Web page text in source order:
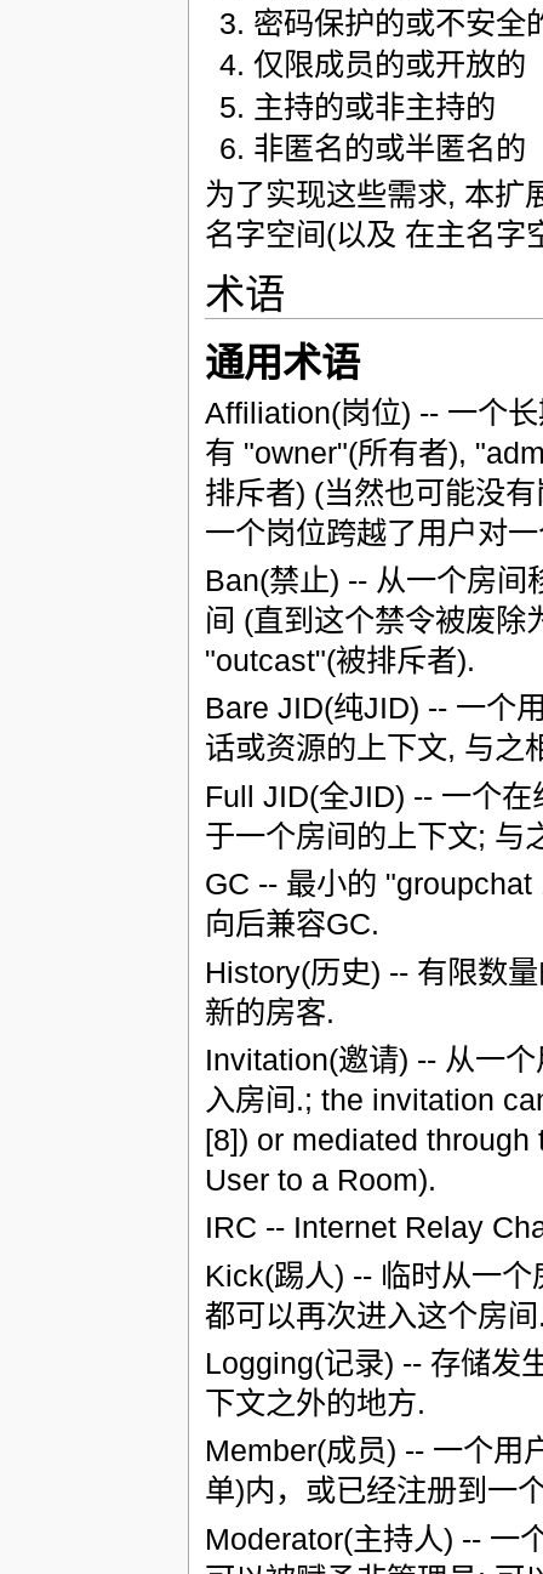
密码保护的或不安全
仅限成员的或开放的
主持的或非主持的
非匿名的或半匿名的
为了实现这些需求, 本扩
名字空间(以及 在主名字
术语
通用术语
Affiliation(岗位) -- 一个
有 "owner"(所有者),
排斥者) (当然也可能没
一个岗位跨越了用户对
Ban(禁止) -- 从一个房间
间 (直到这个禁令被废除
"outcast"(被排斥者).
Bare JID(纯JID) -- 一个
话或资源的上下文, 与之
Full JID(全JID) -- 一个
于一个房间的上下文; 与
GC -- 最小的
向后兼容GC.
History(历史) -- 有限数
新的房客.
Invitation(邀请) -- 从一
入房间.; the invitation
[8]) or mediated
User to a Room).
IRC -- Internet Relay
Kick(踢人) -- 临时从一
都可以再次进入这个房
Logging(记录) -- 存储发
下文之外的地方.
Member(成员) -- 一个用
单)内，或已经注册到一
Moderator(主持人) -- 一